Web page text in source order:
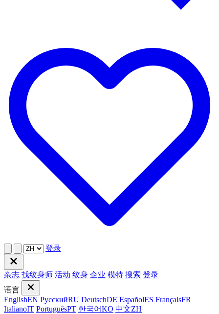
登录
杂志 找纹身师 活动 纹身 企业 模特 搜索 登录
语言
EnglishEN РусскийRU DeutschDE EspañolES FrançaisFR
ItalianoIT PortuguêsPT 한국어KO 中文ZH